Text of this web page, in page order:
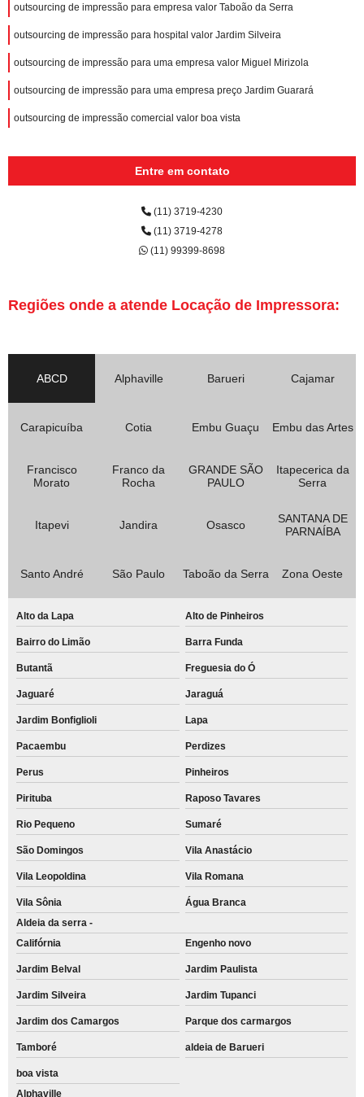
outsourcing de impressão para empresa valor Taboão da Serra
outsourcing de impressão para hospital valor Jardim Silveira
outsourcing de impressão para uma empresa valor Miguel Mirizola
outsourcing de impressão para uma empresa preço Jardim Guarará
outsourcing de impressão comercial valor boa vista
Entre em contato
(11) 3719-4230
(11) 3719-4278
(11) 99399-8698
Regiões onde a atende Locação de Impressora:
ABCD Alphaville Barueri Cajamar
Carapicuíba Cotia Embu Guaçu Embu das Artes
Francisco
Morato
Franco da
Rocha
GRANDE SÃO
PAULO
Itapecerica da
Serra
Itapevi Jandira Osasco
SANTANA DE
PARNAÍBA
Santo André São Paulo Taboão da Serra Zona Oeste
Alto da Lapa Alto de Pinheiros
Bairro do Limão Barra Funda
Butantã Freguesia do Ó
Jaguaré Jaraguá
Jardim Bonfiglioli Lapa
Pacaembu Perdizes
Perus Pinheiros
Pirituba Raposo Tavares
Rio Pequeno Sumaré
São Domingos Vila Anastácio
Vila Leopoldina Vila Romana
Vila Sônia
Água Branca
Aldeia da serra -
Califórnia
Engenho novo
Jardim Belval Jardim Paulista
Jardim Silveira Jardim Tupanci
Jardim dos Camargos Parque dos carmargos
Tamboré aldeia de Barueri
boa vista
Alphaville